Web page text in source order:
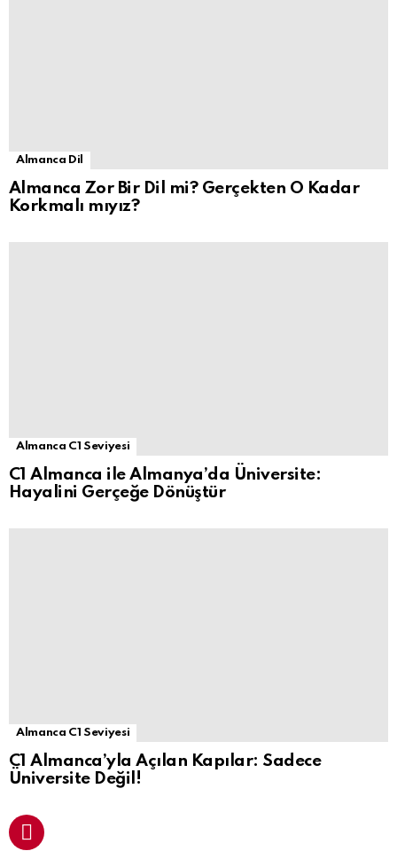
Almanca Dil
Almanca Zor Bir Dil mi? Gerçekten O Kadar
Korkmalı mıyız?
Almanca C1 Seviyesi
C1 Almanca ile Almanya’da Üniversite:
Hayalini Gerçeğe Dönüştür
Almanca C1 Seviyesi
C1 Almanca’yla Açılan Kapılar: Sadece
Üniversite Değil!